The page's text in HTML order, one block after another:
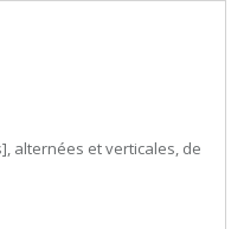
alternées et verticales, de